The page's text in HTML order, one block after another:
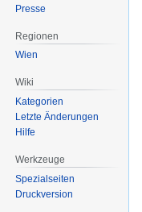
Presse
Regionen
Wien
Wiki
Kategorien
Letzte Änderungen
Hilfe
Werkzeuge
Spezialseiten
Druckversion